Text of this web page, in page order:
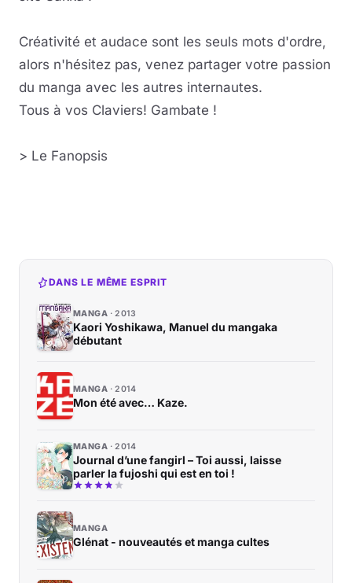
Créativité et audace sont les seuls mots d'ordre,
alors n'hésitez pas, venez partager votre passion
du manga avec les autres internautes.
Tous à vos Claviers! Gambate !
> Le Fanopsis
DANS LE MÊME ESPRIT
MANGA 2013
Kaori Yoshikawa, Manuel du mangaka
débutant
MANGA 2014
Mon été avec… Kaze.
MANGA 2014
Journal d’une fangirl – Toi aussi, laisse
parler la fujoshi qui est en toi !
MANGA
Glénat - nouveautés et manga cultes